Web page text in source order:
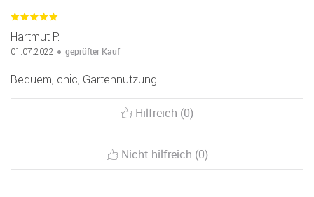
Hartmut P.
01.07.2022 geprüfter Kauf
Bequem, chic, Gartennutzung
Hilfreich (0)
Nicht hilfreich (0)